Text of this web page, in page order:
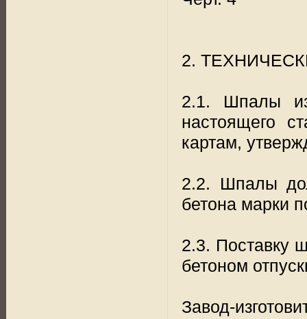
2.
2.1. Шпалы
настоящего
картам,
2.2. Шпалы
бетона марки
2.3. Поставку
бетоном
Завод-